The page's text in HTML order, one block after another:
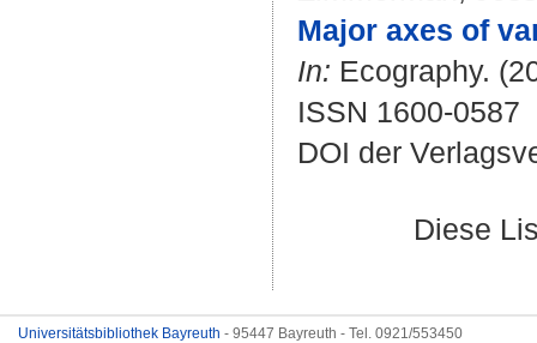
Major axes of
In: Ecography.
ISSN 1600-0587
DOI der
Diese
Universitätsbibliothek Bayreuth - 95447 Bayreuth - Tel. 0921/553450